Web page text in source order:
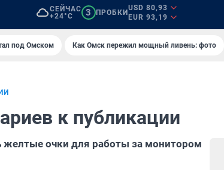
СЕЙЧАС
+24°C
3 ПРОБКИ
USD 80,93
EUR 93,19
под Омском Как Омск пережил мощный ливень: фото
к публикации
желтые очки для работы за монитором